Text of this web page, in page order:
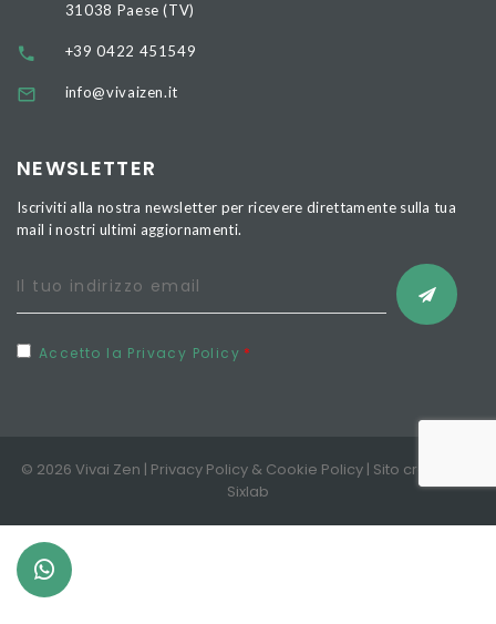
31038 Paese (TV)
+39 0422 451549
info@vivaizen.it
NEWSLETTER
Iscriviti alla nostra newsletter per ricevere direttamente sulla tua
mail i nostri ultimi aggiornamenti.
Accetto la Privacy Policy
© 2026 Vivai Zen | Privacy Policy & Cookie Policy | Sito creato da
Sixlab